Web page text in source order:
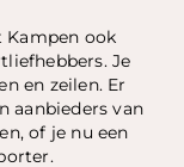
Kampen ook
Je
en zeilen. Er
aanbieders van
of je nu een